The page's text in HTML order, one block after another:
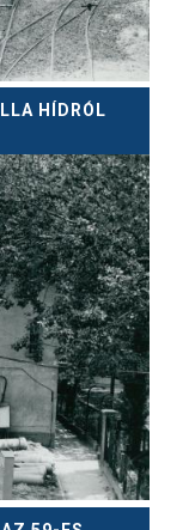
HÍDRÓL